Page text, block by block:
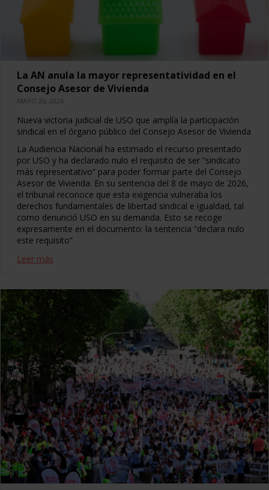
La AN anula la mayor representatividad en el
Consejo Asesor de Vivienda
MAYO 26, 2026
Nueva victoria judicial de USO que amplía la participación
sindical en el órgano público del Consejo Asesor de Vivienda
La Audiencia Nacional ha estimado el recurso presentado
por USO y ha declarado nulo el requisito de ser “sindicato
más representativo” para poder formar parte del Consejo
Asesor de Vivienda. En su sentencia del 8 de mayo de 2026,
el tribunal reconoce que esta exigencia vulneraba los
derechos fundamentales de libertad sindical e igualdad, tal
como denunció USO en su demanda. Esto se recoge
expresamente en el documento: la sentencia “declara nulo
este requisito”
Leer más